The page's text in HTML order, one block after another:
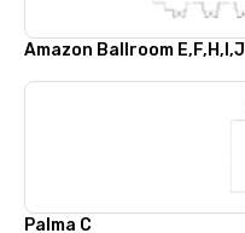
Amazon Ballroom E,F,H,I,J
Palma C